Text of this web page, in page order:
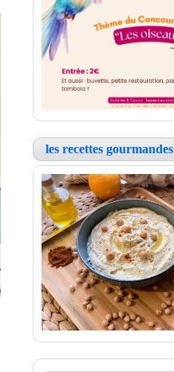
les recettes gourmandes